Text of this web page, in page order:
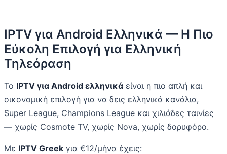
IPTV για Android Ελληνικά — Η Πιο
Εύκολη Επιλογή για Ελληνική
Τηλεόραση
Το IPTV για Android ελληνικά είναι η πιο απλή και
οικονομική επιλογή για να δεις ελληνικά κανάλια,
Super League, Champions League και χιλιάδες ταινίες
— χωρίς Cosmote TV, χωρίς Nova, χωρίς δορυφόρο.
Με IPTV Greek για €12/μήνα έχεις: